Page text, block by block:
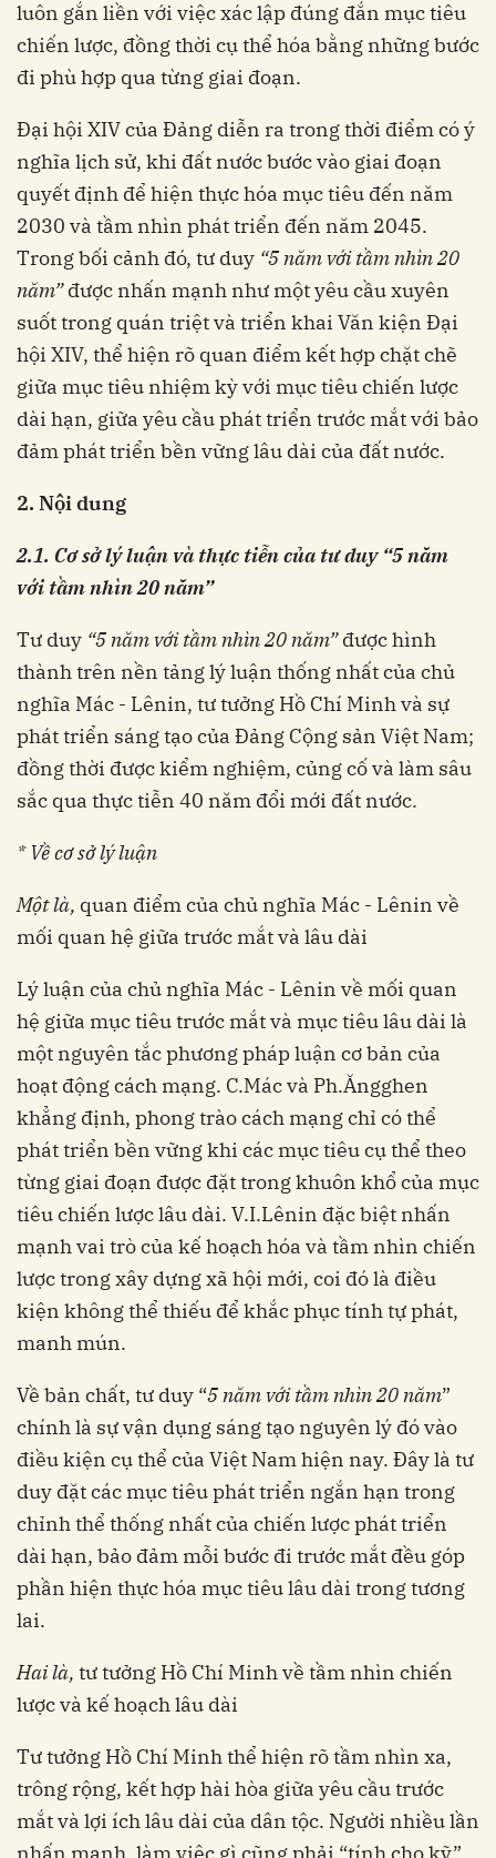
luôn gắn liền với việc xác lập đúng đắn mục tiêu
chiến lược, đồng thời cụ thể hóa bằng những bước
đi phù hợp qua từng giai đoạn.
Đại hội XIV của Đảng diễn ra trong thời điểm có ý
nghĩa lịch sử, khi đất nước bước vào giai đoạn
quyết định để hiện thực hóa mục tiêu đến năm
2030 và tầm nhìn phát triển đến năm 2045.
Trong bối cảnh đó, tư duy “5 năm với tầm nhìn 20
năm”được nhấn mạnh như một yêu cầu xuyên
suốt trong quán triệt và triển khai Văn kiện Đại
hội XIV, thể hiện rõ quan điểm kết hợp chặt chẽ
giữa mục tiêu nhiệm kỳ với mục tiêu chiến lược
dài hạn, giữa yêu cầu phát triển trước mắt với bảo
đảm phát triển bền vững lâu dài của đất nước.
2. Nội dung
2.1. Cơ sở lý luận và thực tiễn của tư duy “5 năm
với tầm nhìn 20 năm”
Tư duy “5 năm với tầm nhìn 20 năm”được hình
thành trên nền tảng lý luận thống nhất của chủ
nghĩa Mác - Lênin, tư tưởng Hồ Chí Minh và sự
phát triển sáng tạo của Đảng Cộng sản Việt Nam;
đồng thời được kiểm nghiệm, củng cố và làm sâu
sắc qua thực tiễn 40 năm đổi mới đất nước.
* Về cơ sở lý luận
Một là, quan điểm của chủ nghĩa Mác - Lênin về
mối quan hệ giữa trước mắt và lâu dài
Lý luận của chủ nghĩa Mác - Lênin về mối quan
hệ giữa mục tiêu trước mắt và mục tiêu lâu dài là
một nguyên tắc phương pháp luận cơ bản của
hoạt động cách mạng. C.Mác và Ph.Ăngghen
khẳng định, phong trào cách mạng chỉ có thể
phát triển bền vững khi các mục tiêu cụ thể theo
từng giai đoạn được đặt trong khuôn khổ của mục
tiêu chiến lược lâu dài. V.I.Lênin đặc biệt nhấn
mạnh vai trò của kế hoạch hóa và tầm nhìn chiến
lược trong xây dựng xã hội mới, coi đó là điều
kiện không thể thiếu để khắc phục tính tự phát,
manh mún.
Về bản chất, tư duy “5 năm với tầm nhìn 20 năm”
chính là sự vận dụng sáng tạo nguyên lý đó vào
điều kiện cụ thể của Việt Nam hiện nay. Đây là tư
duy đặt các mục tiêu phát triển ngắn hạn trong
chỉnh thể thống nhất của chiến lược phát triển
dài hạn, bảo đảm mỗi bước đi trước mắt đều góp
phần hiện thực hóa mục tiêu lâu dài trong tương
lai.
Hai là, tư tưởng Hồ Chí Minh về tầm nhìn chiến
lược và kế hoạch lâu dài
Tư tưởng Hồ Chí Minh thể hiện rõ tầm nhìn xa,
trông rộng, kết hợp hài hòa giữa yêu cầu trước
mắt và lợi ích lâu dài của dân tộc. Người nhiều lần